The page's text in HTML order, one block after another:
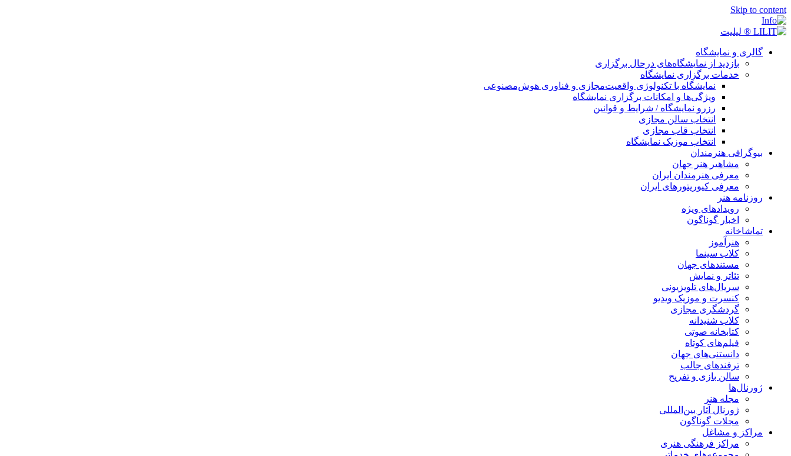
Skip to content
گالری و نمایشگاه
بازدید از نمایشگاه‌های درحال برگزاری
خدمات برگزاری نمایشگاه
نمایشگاه با تکنولوژی واقعیت‌مجازی و فناوری هوش‌مصنوعی
ویژگی‌ها و امکانات برگزاری نمایشگاه
رزرو نمایشگاه / شرایط و قوانین
انتخاب سالن مجازی
انتخاب قاب مجازی
انتخاب موزیک نمایشگاه
بیوگرافی هنرمندان
مشاهیر هنر جهان
معرفی هنرمندان ایران
معرفی کیوریتورهای ایران
روزنامه هنر
رویدادهای ویژه
اخبار گوناگون
تماشاخانه
هنرآموز
کلاب سینما
مستندهای جهان
تئاتر و نمایش
سریال‌های تلویزیونی
کنسرت و موزیک ویدیو
گردشگری مجازی
کلاب شنیدانه
کتابخانه صوتی
فیلم‌های کوتاه
دانستنی‌های جهان
ترفندهای جالب
سالن بازی و تفریح
ژورنال‌ها
مجله هنر
ژورنال آثار بین‌المللی
مجلات گوناگون
مراکز و مشاغل
مراکز فرهنگی هنری